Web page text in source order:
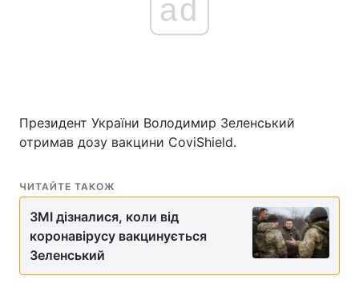
ad
Президент України Володимир Зеленський
отримав дозу вакцини CoviShield.
ЧИТАЙТЕ ТАКОЖ
ЗМІ дізналися, коли від
коронавірусу вакцинується
Зеленський